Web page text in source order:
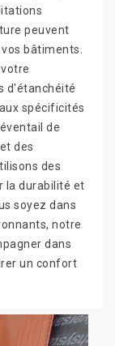
peuvent
bâtiments.
d'étanchéité
spécificités
de
des
des
la durabilité et
soyez dans
notre
dans
un confort